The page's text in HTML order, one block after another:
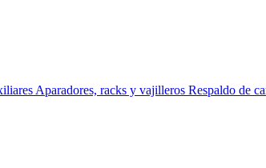
Aparadores, racks y vajilleros Respaldo de